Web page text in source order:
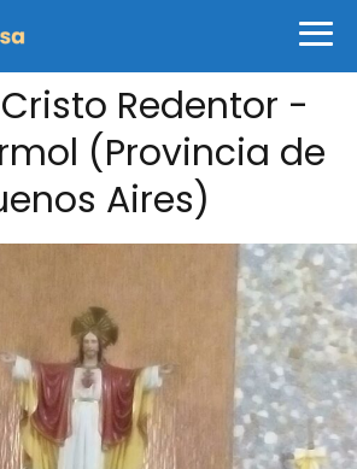
Redentor -
(Provincia de
Aires)